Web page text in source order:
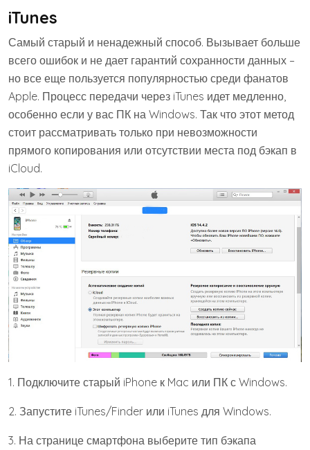
iTunes
Самый старый и ненадежный способ. Вызывает больше
всего ошибок и не дает гарантий сохранности данных –
но все еще пользуется популярностью среди фанатов
Apple. Процесс передачи через iTunes идет медленно,
особенно если у вас ПК на Windows. Так что этот метод
стоит рассматривать только при невозможности
прямого копирования или отсутствии места под бэкап в
iCloud.
1. Подключите старый iPhone к Mac или ПК с Windows.
2. Запустите iTunes/Finder или iTunes для Windows.
3. На странице смартфона выберите тип бэкапа